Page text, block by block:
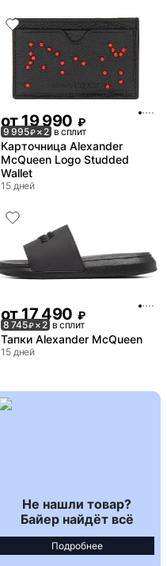
от19 990 ₽
9 995₽× 2 в сплит
Карточница Alexander
McQueen Logo Studded
Wallet
15 дней
от 17 490 ₽
8 745₽× 2 в сплит
Тапки Alexander McQueen
15 дней
Не нашли товар?
Байер найдёт всё
Подробнее